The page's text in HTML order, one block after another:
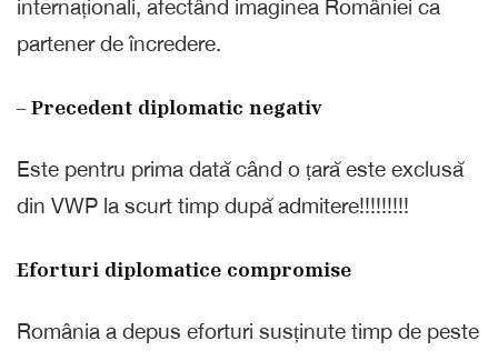
internaționali, afectând imaginea României ca
partener de încredere.
– Precedent diplomatic negativ
Este pentru prima dată când o țară este exclusă
din VWP la scurt timp după admitere!!!!!!!!!
Eforturi diplomatice compromise
România a depus eforturi susținute timp de peste